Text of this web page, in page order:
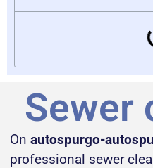
Sewer
On autospurgo-
professional sewer